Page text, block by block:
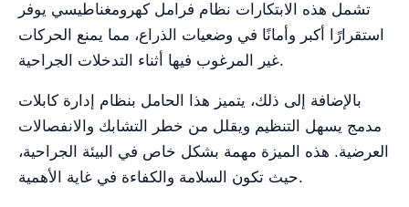
تشمل هذه الابتكارات نظام فرامل كهرومغناطيسي يوفر
استقرارًا أكبر وأمانًا في وضعيات الذراع، مما يمنع الحركات
غير المرغوب فيها أثناء التدخلات الجراحية.
بالإضافة إلى ذلك، يتميز هذا الحامل بنظام إدارة كابلات
مدمج يسهل التنظيم ويقلل من خطر التشابك والانفصالات
العرضية. هذه الميزة مهمة بشكل خاص في البيئة الجراحية،
حيث تكون السلامة والكفاءة في غاية الأهمية.